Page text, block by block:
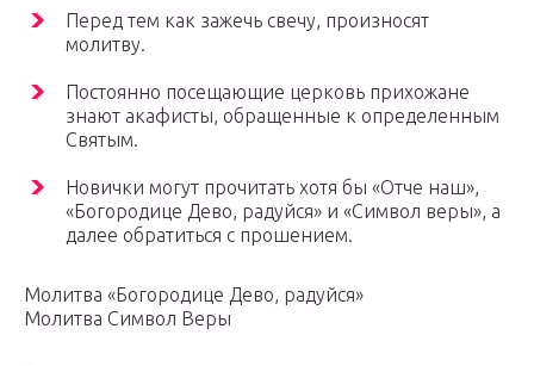
Перед тем как зажечь свечу, произносят
молитву.
Постоянно посещающие церковь прихожане
знают акафисты, обращенные к определенным
Святым.
Новички могут прочитать хотя бы «Отче наш»,
«Богородице Дево, радуйся» и «Символ веры», а
далее обратиться с прошением.
Молитва «Богородице Дево, радуйся»
Молитва Символ Веры